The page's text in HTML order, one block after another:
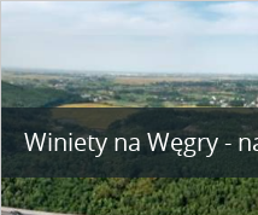
Winiety na Węgry -